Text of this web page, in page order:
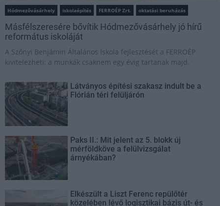
Hódmezővásárhely iskolaépítés FERROÉP Zrt. oktatási beruházás
Másfélszeresére bővítik Hódmezővásárhely jó hírű
református iskoláját
A Szőnyi Benjámin Általános Iskola fejlesztését a FERROÉP
kivitelezheti; a munkák csaknem egy évig tartanak majd.
Látványos építési szakasz indult be a
Flórián téri felüljárón
Paks II.: Mit jelent az 5. blokk új
mérföldköve a felülvizsgálat
árnyékában?
Elkészült a Liszt Ferenc repülőtér
közelében lévő logisztikai bázis út- és